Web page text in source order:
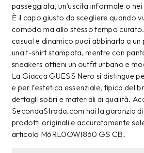
passeggiata, un’uscita informale o
È il capo giusto da scegliere quando
comodo ma allo stesso tempo
casual e dinamico puoi abbinarla a un
una t-shirt stampata, mentre con
sneakers ottieni un outfit urbano e
La Giacca GUESS Nero si distingue
e per l’estetica essenziale, tipica del
dettagli sobri e materiali di qualità.
SecondaStrada.com hai la garanzia
prodotti originali e accuratamente
articolo M6RL0OWI860 GS CB.